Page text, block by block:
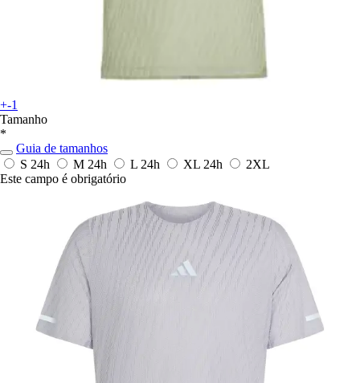
+-1
Tamanho
*
Guia de tamanhos
S 24h M 24h L 24h XL 24h
2XL
Este campo é obrigatório